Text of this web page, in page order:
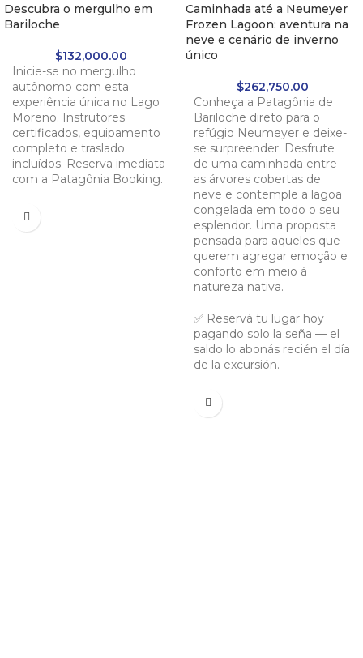
Descubra o mergulho em
Bariloche
$132,000.00
Inicie-se no mergulho
autônomo com esta
experiência única no Lago
Moreno. Instrutores
certificados, equipamento
completo e traslado
incluídos. Reserva imediata
com a Patagônia Booking.
Caminhada até a Neumeyer
Frozen Lagoon: aventura na
neve e cenário de inverno
único
$262,750.00
Conheça a Patagônia de
Bariloche direto para o
refúgio Neumeyer e deixe-
se surpreender. Desfrute
de uma caminhada entre
as árvores cobertas de
neve e contemple a lagoa
congelada em todo o seu
esplendor. Uma proposta
pensada para aqueles que
querem agregar emoção e
conforto em meio à
natureza nativa.
✅ Reservá tu lugar hoy
pagando solo la seña — el
saldo lo abonás recién el día
de la excursión.